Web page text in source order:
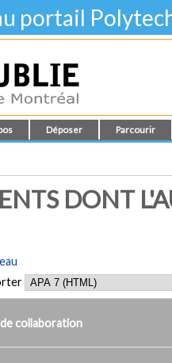
portail
Déposer Parcourir
DONT
de collaboration